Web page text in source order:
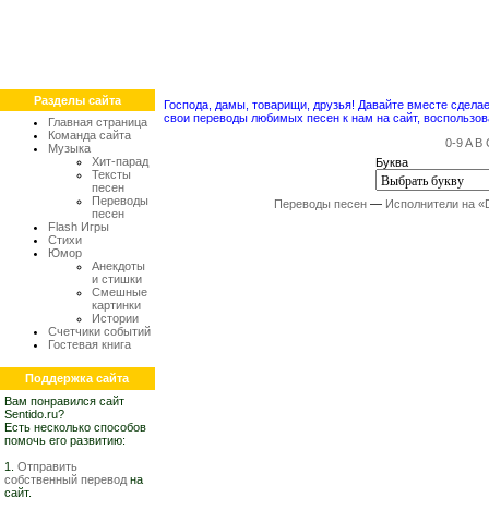
Разделы сайта
Главная страница
Команда сайта
Музыка
Хит-парад
Тексты
песен
Переводы
песен
Flash Игры
Стихи
Юмор
Анекдоты
и стишки
Смешные
картинки
Истории
Счетчики событий
Гостевая книга
Поддержка сайта
Вам понравился сайт
Sentido.ru?
Есть несколько способов
помочь его развитию:
1. Отправить
собственный перевод на
сайт.
Господа, дамы, товарищи, друзья! Давайте вместе
свои переводы любимых песен к нам на сайт,
0-9 A B
Буква
Переводы песен — Исполнители на